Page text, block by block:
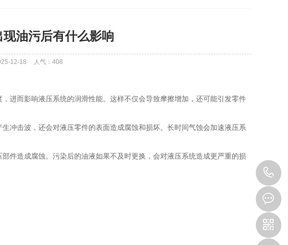
油污后有什么影响
12-18 人气： 408
进而影响液压系统的润滑性能。这样不仅会导致摩擦增加，还可能引发零件
冲击波，还会对液压零件的表面造成腐蚀和损坏。长时间气蚀会加速液压系
件造成腐蚀。污染后的油液如果不及时更换，会对液压系统造成更严重的损